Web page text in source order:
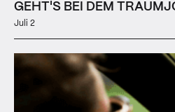
GEHT'S BEI DEM
Juli 2